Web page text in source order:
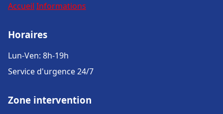
Accueil Informations
Horaires
Lun-Ven: 8h-19h
Service d'urgence 24/7
Zone intervention